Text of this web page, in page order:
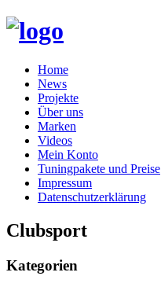
Skip
content
Home
News
Projekte
Über uns
Marken
Videos
Mein Konto
Tuningpakete und Preise
Impressum
Datenschutzerklärung
Clubsport
Kategorien